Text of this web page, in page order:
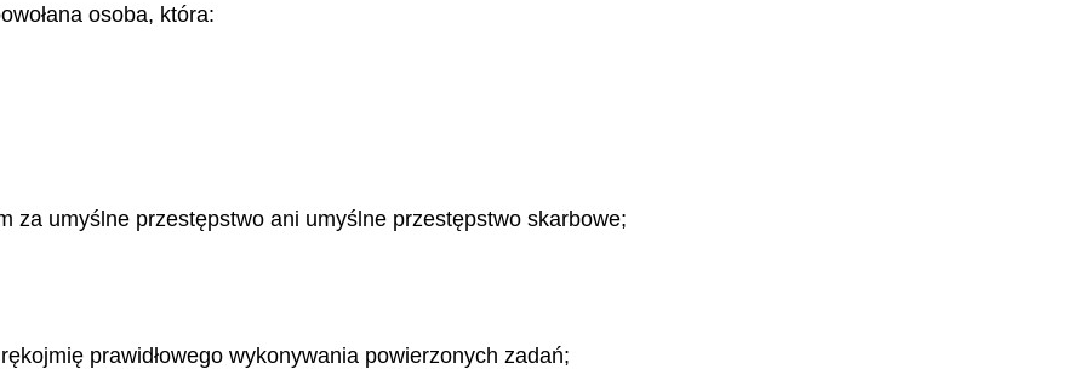
osoba, która:
za umyślne przestępstwo ani umyślne przestępstwo skarbowe;
prawidłowego wykonywania powierzonych zadań;